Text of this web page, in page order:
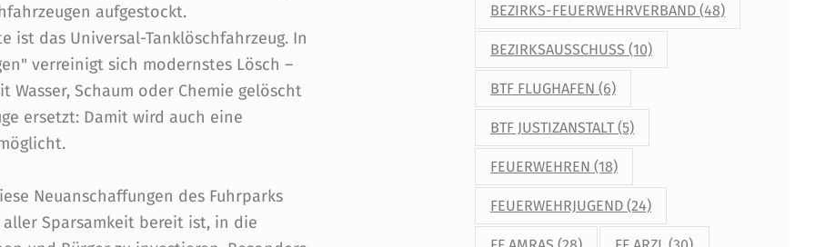
aufgestockt.
ist das Universal-Tanklöschfahrzeug. In
verreinigt sich modernstes Lösch –
Wasser, Schaum oder Chemie gelöscht
ersetzt: Damit wird auch eine
Neuanschaffungen des Fuhrparks
Sparsamkeit bereit ist, in die
BEZIRKS-FEUERWEHRVERBAND (48)
BEZIRKSAUSSCHUSS (10)
BTF FLUGHAFEN (6)
BTF JUSTIZANSTALT (5)
FEUERWEHREN (18)
FEUERWEHRJUGEND (24)